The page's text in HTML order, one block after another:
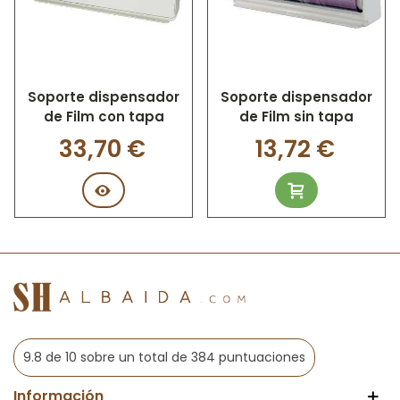
práctico y no requiere de otros elementos para su
Este film transparente alimentario se compone de una
delgada película de PVC esterilizada que brinda una
protección instantánea a los alimentos y que es fácil de
colocar y de retirar. En SH Albaida te la ofrecemos al mejor
precio del mercado y en presentaciones de rollos de 30 a
45 cm de ancho por 50 metros de largo o de cajas de 3
rollos de film transparente que se ajustan a una cómoda
impermeable y no deja pasar aire a través de él
una mediana tensión y se deforma con facilidad para
que la capa protectora pueda ser aplicada incluso sobre sí
misma y ofreciendo así, todos sus beneficios sin ocupar
Soporte dispensador
de Film con tapa
33,70 €
Soporte dispensador
de Film sin tapa
13,72 €
9.8 de 10 sobre un total de 384 puntuaciones
Información